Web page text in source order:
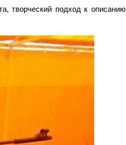
творческий подход к описанию